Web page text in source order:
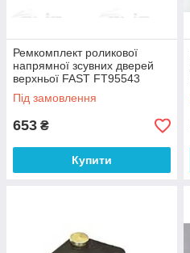
Ремкомплект роликової
напрямної зсувних дверей
верхньої FAST FT95543
Під замовлення
653 ₴
Купити